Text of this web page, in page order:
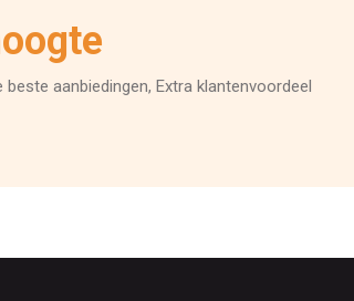
aanbiedingen, Extra klantenvoordeel